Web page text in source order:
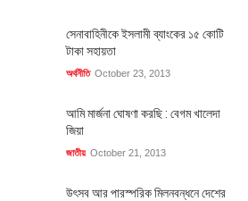
সেনাবাহিনীকে ইসলামী ব্যাংকের ১৫ কোটি
টাকা সহায়তা
অর্থনীতি October 23, 2013
আমি মার্জনা ঘোষণা করছি : বেগম খালেদা
জিয়া
জাতীয় October 21, 2013
উৎসব আর পারস্পরিক মিলনবন্ধনে দেশের